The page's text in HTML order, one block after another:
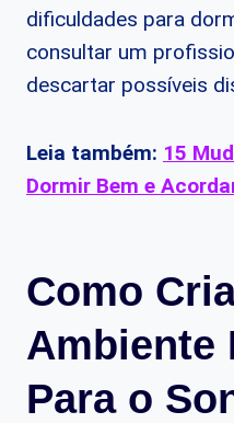
dificuldades para
consultar um
descartar possíveis
Leia também: 15
Dormir Bem e
Como
Ambiente
Para o